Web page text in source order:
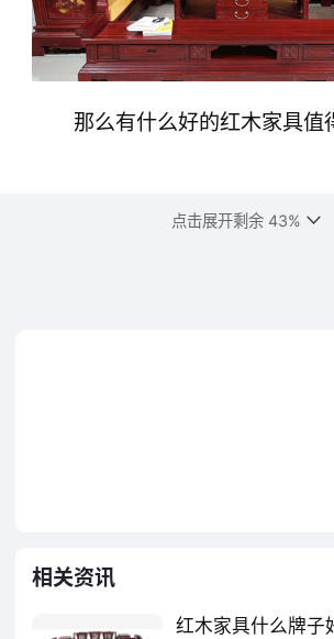
那么有什么好的红木家具值
一、年年红点击展开剩余 43%
相关资讯
红木家具什么牌子